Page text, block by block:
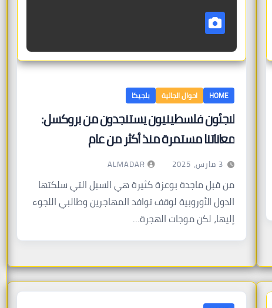
HOME احوال الجالية بلجيكا
لاجئون فلسطينيون يستنجدون من بروكسل:
معاناتنا مستمرة منذ أكثر من عام
3 مارس، 2025 ALMADAR
من قبل ماجدة بوعزة كثيرة هي السبل التي سلكتها
الدول الأوروبية لوقف توافد المهاجرين وطالبي اللجوء
إليها، لكن موجات الهجرة…